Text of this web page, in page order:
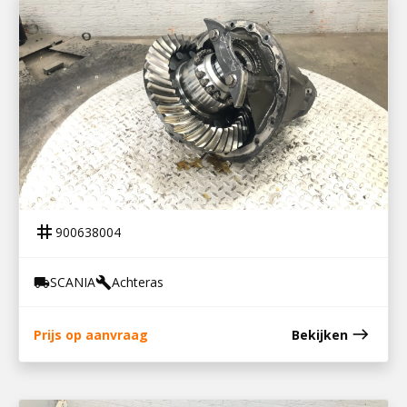
900638004
DIFFERENTIEEL R780 – 2,71 ZONDER SPER
tag 900638004
local_shippingSCANIAbuildAchteras
Prijs op aanvraag Bekijken east